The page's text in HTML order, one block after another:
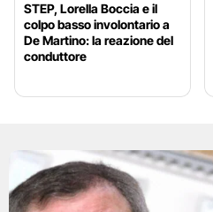
STEP, Lorella Boccia e il
colpo basso involontario a
De Martino: la reazione del
conduttore